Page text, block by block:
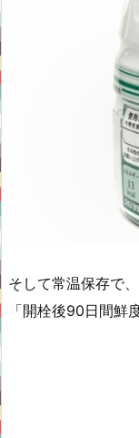
そして常温保存で、
「開栓後90日間鮮